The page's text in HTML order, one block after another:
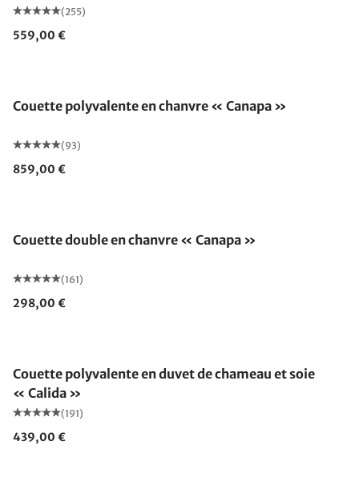
(255)
559,00 €
Couette polyvalente en chanvre « Canapa »
(93)
859,00 €
Couette double en chanvre « Canapa »
(161)
298,00 €
Couette polyvalente en duvet de chameau et soie
« Calida »
(191)
439,00 €